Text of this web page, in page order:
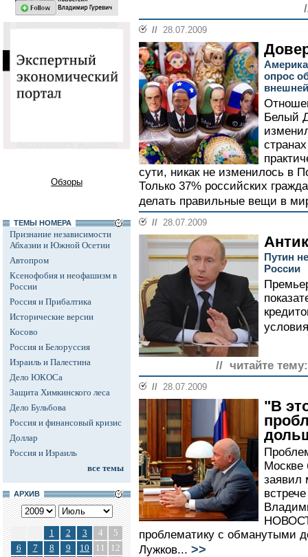
Обзоры
ТЕМЫ НОМЕРА
Признание независимости
Абхазии и Южной Осетии
Автопром
Ксенофобия и неофашизм в
России
Россия и Прибалтика
Исторические версии
Косово
Россия и Белоруссия
Израиль и Палестина
Дело ЮКОСа
Защита Химкинского леса
Дело Бульбова
Россия и финансовый кризис
Доллар
Россия и Израиль
все темы
АРХИВ
1 2 3 4
5
6
7 8 9 10 11
12
// 28.07.2009
опрос
Белый
сути, никак не изменилось в
Только 37% российских
делать правильные вещи в
// 28.07.2009
Путин
России
// читайте тему:
// 28.07.2009
"В
Москве
заявил
проблематику с обманутыми
Лужков... >>